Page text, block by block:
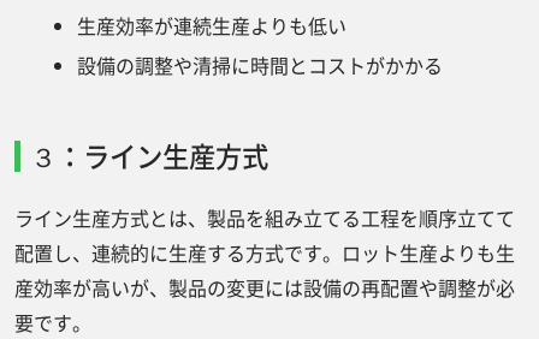
生産効率が連続生産よりも低い
設備の調整や清掃に時間とコストがかかる
３：ライン生産方式
ライン生産方式とは、製品を組み立てる工程を順序立てて
配置し、連続的に生産する方式です。ロット生産よりも生
産効率が高いが、製品の変更には設備の再配置や調整が必
要です。